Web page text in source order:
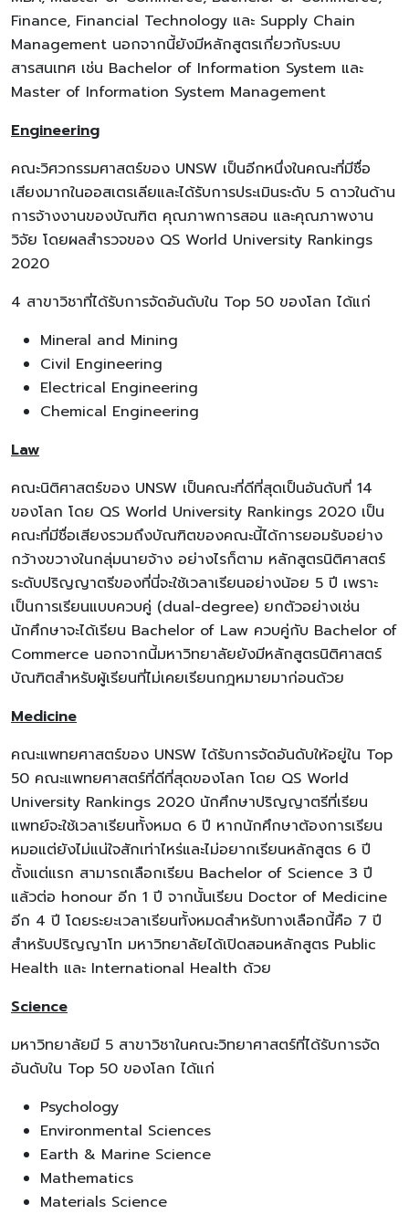
Finance, Financial Technology และ Supply Chain
Management นอกจากนี้ยังมีหลักสูตรเกี่ยวกับระบบ
สารสนเทศ เช่น Bachelor of Information System และ
Master of Information System Management
Engineering
คณะวิศวกรรมศาสตร์ของ UNSW เป็นอีกหนึ่งในคณะที่มีชื่อ
เสียงมากในออสเตรเลียและได้รับการประเมินระดับ 5 ดาวในด้าน
การจ้างงานของบัณฑิต คุณภาพการสอน และคุณภาพงาน
วิจัย โดยผลสำรวจของ QS World University Rankings
2020
4 สาขาวิชาที่ได้รับการจัดอันดับใน Top 50 ของโลก ได้แก่
Mineral and Mining
Civil Engineering
Electrical Engineering
Chemical Engineering
Law
คณะนิติศาสตร์ของ UNSW เป็นคณะที่ดีที่สุดเป็นอันดับที่ 14
ของโลก โดย QS World University Rankings 2020 เป็น
คณะที่มีชื่อเสียงรวมถึงบัณฑิตของคณะนี้ได้การยอมรับอย่าง
กว้างขวางในกลุ่มนายจ้าง อย่างไรก็ตาม หลักสูตรนิติศาสตร์
ระดับปริญญาตรีของที่นี่จะใช้เวลาเรียนอย่างน้อย 5 ปี เพราะ
เป็นการเรียนแบบควบคู่ (dual-degree) ยกตัวอย่างเช่น
นักศึกษาจะได้เรียน Bachelor of Law ควบคู่กับ Bachelor of
Commerce นอกจากนี้มหาวิทยาลัยยังมีหลักสูตรนิติศาสตร์
บัณฑิตสำหรับผู้เรียนที่ไม่เคยเรียนกฎหมายมาก่อนด้วย
Medicine
คณะแพทยศาสตร์ของ UNSW ได้รับการจัดอันดับให้อยู่ใน Top
50 คณะแพทยศาสตร์ที่ดีที่สุดของโลก โดย QS World
University Rankings 2020 นักศึกษาปริญญาตรีที่เรียน
แพทย์จะใช้เวลาเรียนทั้งหมด 6 ปี หากนักศึกษาต้องการเรียน
หมอแต่ยังไม่แน่ใจสักเท่าไหร่และไม่อยากเรียนหลักสูตร 6 ปี
ตั้งแต่แรก สามารถเลือกเรียน Bachelor of Science 3 ปี
แล้วต่อ honour อีก 1 ปี จากนั้นเรียน Doctor of Medicine
อีก 4 ปี โดยระยะเวลาเรียนทั้งหมดสำหรับทางเลือกนี้คือ 7 ปี
สำหรับปริญญาโท มหาวิทยาลัยได้เปิดสอนหลักสูตร Public
Health และ International Health ด้วย
Science
มหาวิทยาลัยมี 5 สาขาวิชาในคณะวิทยาศาสตร์ที่ได้รับการจัด
อันดับใน Top 50 ของโลก ได้แก่
Psychology
Environmental Sciences
Earth & Marine Science
Mathematics
Materials Science